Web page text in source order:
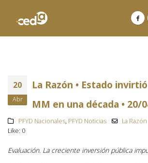
20
Abr
La Razón • Estado
MM en una década • 20/
PFYD Nacionales, PFYD Noticias La Razón
Like: 0
Evaluación. La creciente inversión pública